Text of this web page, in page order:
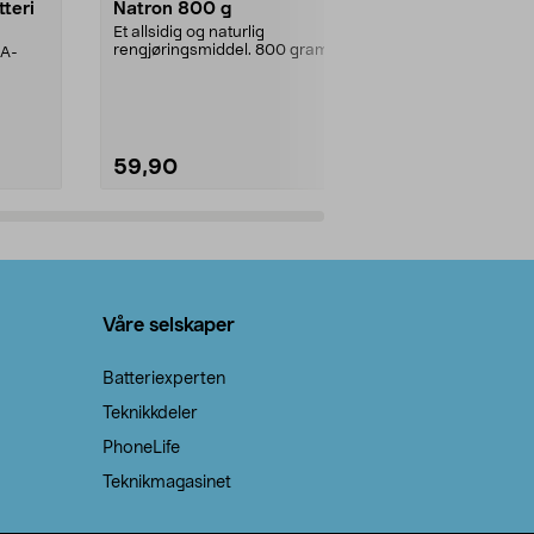
Natron 800 g
Et allsidig og naturlig
rengjøringsmiddel. 800 gram
59,90
Våre selskaper
Batteriexperten
Teknikkdeler
PhoneLife
Teknikmagasinet